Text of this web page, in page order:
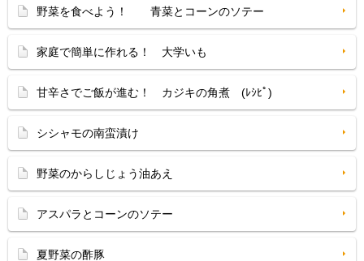
野菜を食べよう！ 青菜とコーンのソテー
家庭で簡単に作れる！ 大学いも
甘辛さでご飯が進む！ カジキの角煮 (ﾚｼﾋﾟ)
シシャモの南蛮漬け
野菜のからしじょう油あえ
アスパラとコーンのソテー
夏野菜の酢豚